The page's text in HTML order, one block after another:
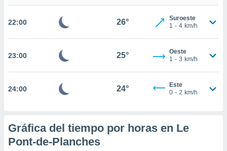
para
ni para
aunque
no
22:00 26°
Suroeste
1 - 4 km/h
23:00 25°
Oeste
1 - 3 km/h
24:00 24°
Este
0 - 2 km/h
Gráfica del tiempo por horas en Le
Pont-de-Planches